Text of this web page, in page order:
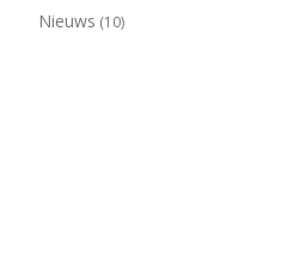
Nieuws (10)